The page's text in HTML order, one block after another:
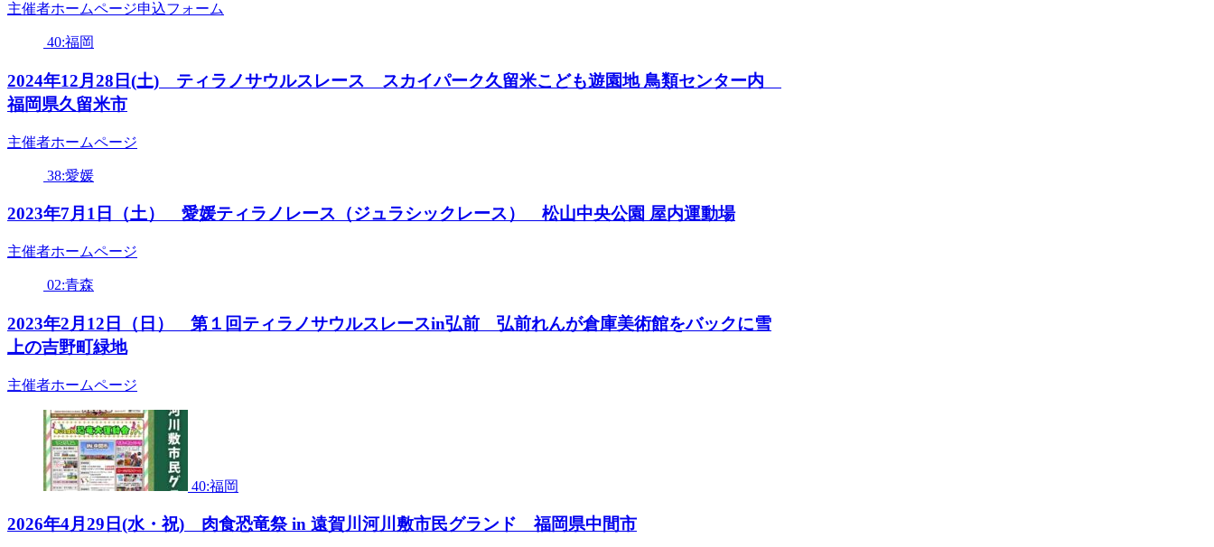
主催者ホームページ申込フォーム
40:福岡
2024年12月28日(土) ティラノサウルスレース スカイパーク久留米こども遊園地 鳥類センター内
福岡県久留米市
主催者ホームページ
38:愛媛
2023年7月1日（土） 愛媛ティラノレース（ジュラシックレース） 松山中央公園 屋内運動場
主催者ホームページ
02:青森
2023年2月12日（日） 第１回ティラノサウルスレースin弘前 弘前れんが倉庫美術館をバックに雪
上の吉野町緑地
主催者ホームページ
40:福岡
2026年4月29日(水・祝) 肉食恐竜祭 in 遠賀川河川敷市民グランド 福岡県中間市